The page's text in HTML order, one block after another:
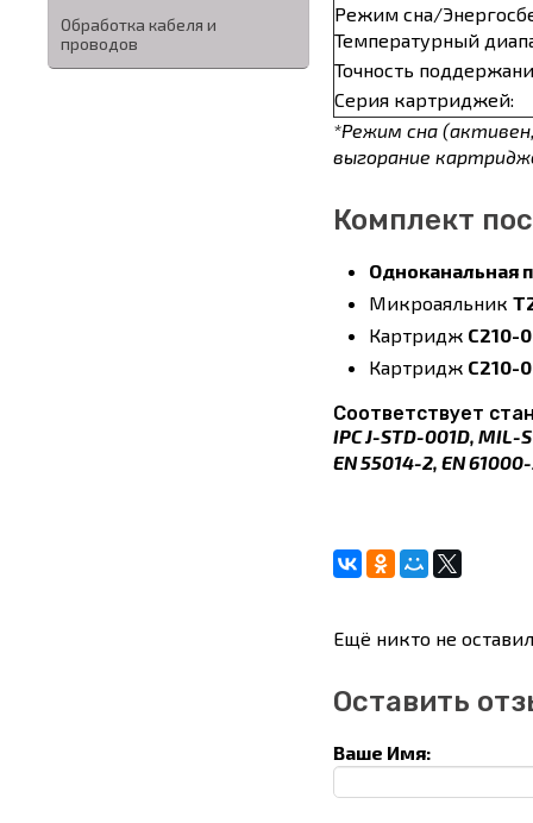
Обработка кабеля и
проводов
Режим сна/
Температурный
Точность
Серия картриджей:
*Режим сна
выгорание
Комплект
Одноканальная
Микроаяльник
Картридж C210-
Картридж C210-
Соответствует
IPC J-STD-001D, MIL-
EN 55014-2, EN
Ещё никто не
Оставить
Ваше Имя: